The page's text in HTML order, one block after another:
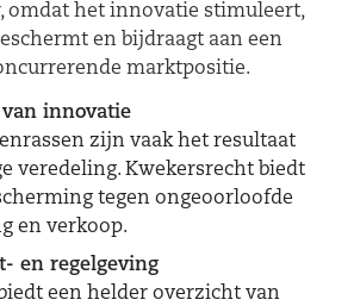
omdat het innovatie stimuleert,
en bijdraagt aan een
marktpositie.
innovatie
zijn vaak het resultaat
veredeling. Kwekersrecht biedt
tegen ongeoorloofde
en verkoop.
en regelgeving
een helder overzicht van